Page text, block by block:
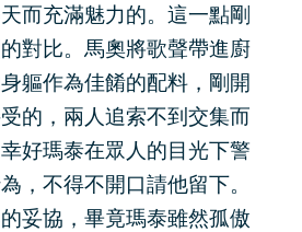
而充滿魅力的。這一點剛
對比。馬奧將歌聲帶進廚
軀作為佳餚的配料，剛開
的，兩人追索不到交集而
好瑪泰在眾人的目光下警
，不得不開口請他留下。
妥協，畢竟瑪泰雖然孤傲